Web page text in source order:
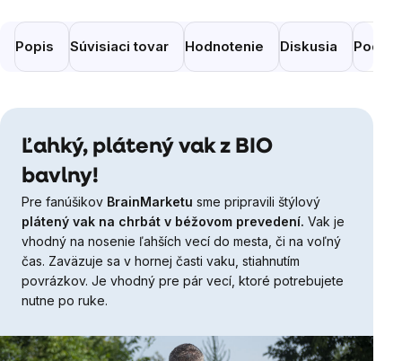
Popis Súvisiaci tovar Hodnotenie Diskusia
Ľahký, plátený vak z BIO
bavlny!
Pre fanúšikov BrainMarketu sme pripravili štýlový
plátený vak na chrbát v béžovom prevedení. Vak je
vhodný na nosenie ľahších vecí do mesta, či na voľný
čas. Zaväzuje sa v hornej časti vaku, stiahnutím
povrázkov. Je vhodný pre pár vecí, ktoré potrebujete
nutne po ruke.